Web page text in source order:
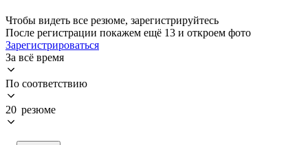
Чтобы видеть все резюме, зарегистрируйтесь
После регистрации покажем ещё 13 и откроем фото
Зарегистрироваться
За всё время
По соответствию
20 резюме